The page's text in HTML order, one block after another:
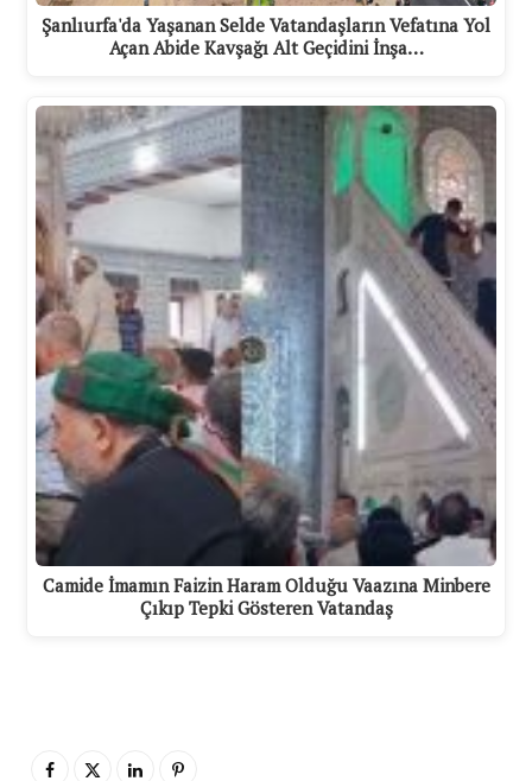
Şanlıurfa'da Yaşanan Selde Vatandaşların Vefatına Yol
Açan Abide Kavşağı Alt Geçidini İnşa…
Camide İmamın Faizin Haram Olduğu Vaazına Minbere
Çıkıp Tepki Gösteren Vatandaş